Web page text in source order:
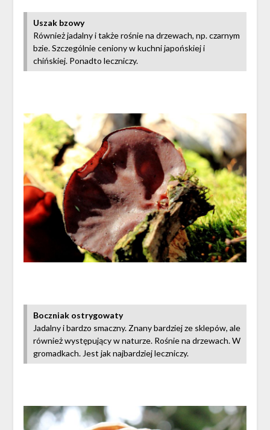
Uszak bzowy
Również jadalny i także rośnie na drzewach, np. czarnym
bzie. Szczególnie ceniony w kuchni japońskiej i
chińskiej. Ponadto leczniczy.
Boczniak ostrygowaty
Jadalny i bardzo smaczny. Znany bardziej ze sklepów, ale
również występujący w naturze. Rośnie na drzewach. W
gromadkach. Jest jak najbardziej leczniczy.